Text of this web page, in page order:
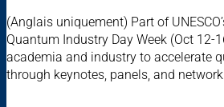
(Anglais uniquement) Part of
Quantum Industry Day Week (Oct 12-
academia and industry to accelerate
through keynotes, panels, and